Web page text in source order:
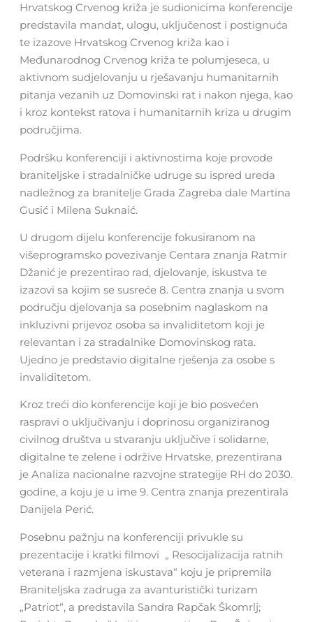
Hrvatskog Crvenog križa je sudionicima konferencije
predstavila mandat, ulogu, uključenost i postignuća
te izazove Hrvatskog Crvenog križa kao i
Međunarodnog Crvenog križa te polumjeseca, u
aktivnom sudjelovanju u rješavanju humanitarnih
pitanja vezanih uz Domovinski rat i nakon njega, kao
i kroz kontekst ratova i humanitarnih kriza u drugim
područjima.
Podršku konferenciji i aktivnostima koje provode
braniteljske i stradalničke udruge su ispred ureda
nadležnog za branitelje Grada Zagreba dale Martina
Gusić i Milena Suknaić.
U drugom dijelu konferencije fokusiranom na
višeprogramsko povezivanje Centara znanja Ratmir
Džanić je prezentirao rad, djelovanje, iskustva te
izazovi sa kojim se susreće 8. Centra znanja u svom
području djelovanja sa posebnim naglaskom na
inkluzivni prijevoz osoba sa invaliditetom koji je
relevantan i za stradalnike Domovinskog rata.
Ujedno je predstavio digitalne rješenja za osobe s
invaliditetom.
Kroz treći dio konferencije koji je bio posvećen
raspravi o uključivanju i doprinosu organiziranog
civilnog društva u stvaranju uključive i solidarne,
digitalne te zelene i održive Hrvatske, prezentirana
je Analiza nacionalne razvojne strategije RH do 2030.
godine, a koju je u ime 9. Centra znanja prezentirala
Danijela Perić.
Posebnu pažnju na konferenciji privukle su
prezentacije i kratki filmovi „ Resocijalizacija ratnih
veterana i razmjena iskustava“ koju je pripremila
Braniteljska zadruga za avanturistički turizam
„Patriot“, a predstavila Sandra Rapčak Škomrlj;